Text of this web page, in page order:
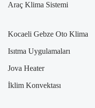
Araç Klima Sistemi
Kocaeli Gebze Oto Klima
Isıtma Uygulamaları
Jova Heater
İklim Konvektası